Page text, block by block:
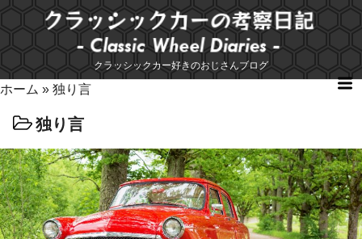
ツ
ッ
プ
クラッシックカー好きのおじさんブログ
ホーム » 独り言
独り言